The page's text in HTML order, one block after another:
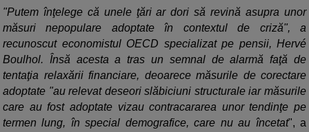
"Putem înţelege că unele ţări ar dori să revină asupra unor
măsuri nepopulare adoptate în contextul de criză", a
recunoscut economistul OECD specializat pe pensii, Hervé
Boulhol. Însă acesta a tras un semnal de alarmă faţă de
tentaţia relaxării financiare, deoarece măsurile de corectare
adoptate "au relevat deseori slăbiciuni structurale iar măsurile
care au fost adoptate vizau contracararea unor tendinţe pe
termen lung, în special demografice, care nu au încetat", a